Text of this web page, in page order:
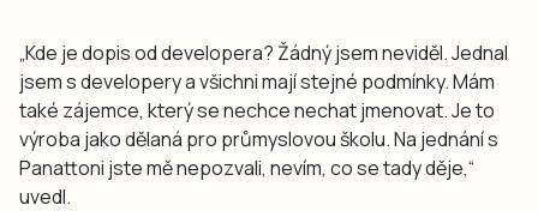
„Kde je dopis od developera? Žádný jsem neviděl. Jednal
jsem s developery a všichni mají stejné podmínky. Mám
také zájemce, který se nechce nechat jmenovat. Je to
výroba jako dělaná pro průmyslovou školu. Na jednání s
Panattoni jste mě nepozvali, nevím, co se tady děje,“
uvedl.